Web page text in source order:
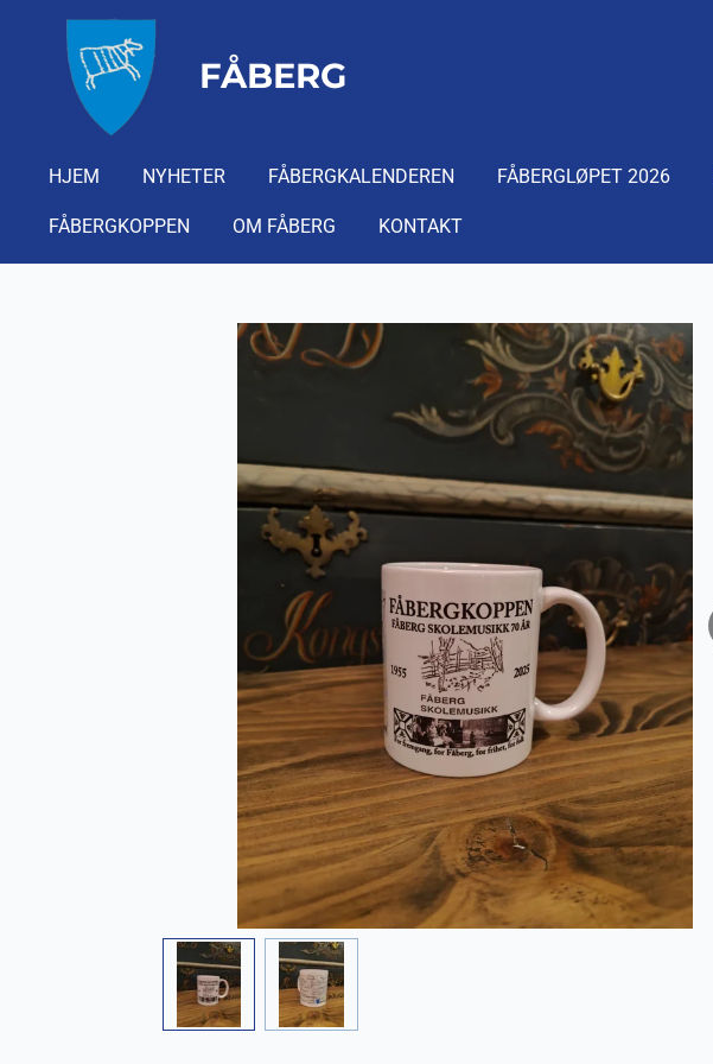
hovedinnhold
FÅBERG
HJEM NYHETER FÅBERGKALENDEREN FÅBERGLØPET 2026
FÅBERGKOPPEN OM FÅBERG KONTAKT